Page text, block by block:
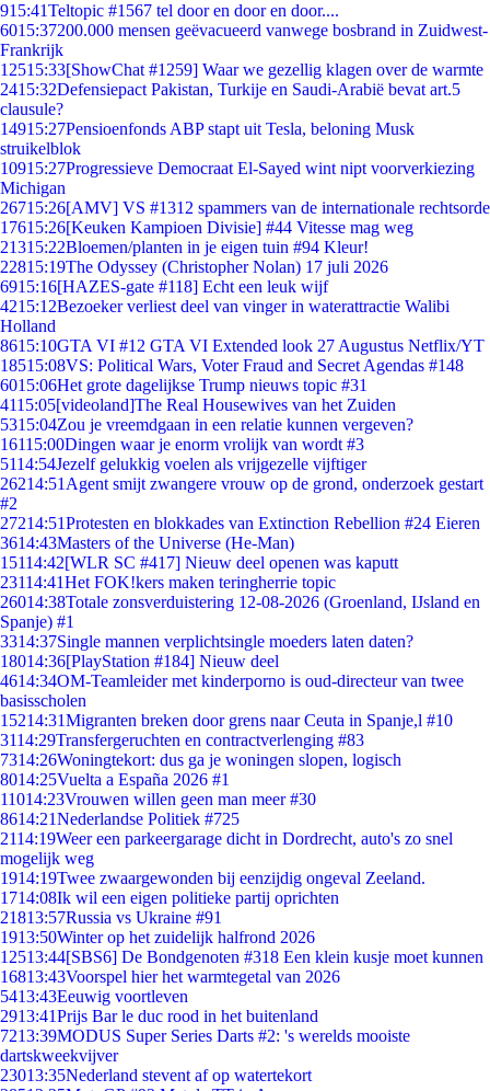
915:41Teltopic #1567 tel door en door en door....
6015:37200.000 mensen geëvacueerd vanwege bosbrand in Zuidwest-
Frankrijk
12515:33[ShowChat #1259] Waar we gezellig klagen over de warmte
2415:32Defensiepact Pakistan, Turkije en Saudi-Arabië bevat art.5
clausule?
14915:27Pensioenfonds ABP stapt uit Tesla, beloning Musk
struikelblok
10915:27Progressieve Democraat El-Sayed wint nipt voorverkiezing
Michigan
26715:26[AMV] VS #1312 spammers van de internationale rechtsorde
17615:26[Keuken Kampioen Divisie] #44 Vitesse mag weg
21315:22Bloemen/planten in je eigen tuin #94 Kleur!
22815:19The Odyssey (Christopher Nolan) 17 juli 2026
6915:16[HAZES-gate #118] Echt een leuk wijf
4215:12Bezoeker verliest deel van vinger in waterattractie Walibi
Holland
8615:10GTA VI #12 GTA VI Extended look 27 Augustus Netflix/YT
18515:08VS: Political Wars, Voter Fraud and Secret Agendas #148
6015:06Het grote dagelijkse Trump nieuws topic #31
4115:05[videoland]The Real Housewives van het Zuiden
5315:04Zou je vreemdgaan in een relatie kunnen vergeven?
16115:00Dingen waar je enorm vrolijk van wordt #3
5114:54Jezelf gelukkig voelen als vrijgezelle vijftiger
26214:51 Agent smijt zwangere vrouw op de grond, onderzoek gestart
#2
27214:51Protesten en blokkades van Extinction Rebellion #24 Eieren
3614:43Masters of the Universe (He-Man)
15114:42[WLR SC #417] Nieuw deel openen was kaputt
23114:41Het FOK!kers maken teringherrie topic
26014:38Totale zonsverduistering 12-08-2026 (Groenland, IJsland en
Spanje) #1
3314:37Single mannen verplichtsingle moeders laten daten?
18014:36[PlayStation #184] Nieuw deel
4614:34OM-Teamleider met kinderporno is oud-directeur van twee
basisscholen
15214:31Migranten breken door grens naar Ceuta in Spanje,l #10
3114:29Transfergeruchten en contractverlenging #83
7314:26Woningtekort: dus ga je woningen slopen, logisch
8014:25Vuelta a España 2026 #1
11014:23Vrouwen willen geen man meer #30
8614:21Nederlandse Politiek #725
2114:19Weer een parkeergarage dicht in Dordrecht, auto's zo snel
mogelijk weg
1914:19Twee zwaargewonden bij eenzijdig ongeval Zeeland.
1714:08Ik wil een eigen politieke partij oprichten
21813:57Russia vs Ukraine #91
1913:50Winter op het zuidelijk halfrond 2026
12513:44[SBS6] De Bondgenoten #318 Een klein kusje moet kunnen
16813:43Voorspel hier het warmtegetal van 2026
5413:43Eeuwig voortleven
2913:41Prijs Bar le duc rood in het buitenland
7213:39MODUS Super Series Darts #2: 's werelds mooiste
dartskweekvijver
23013:35Nederland stevent af op watertekort